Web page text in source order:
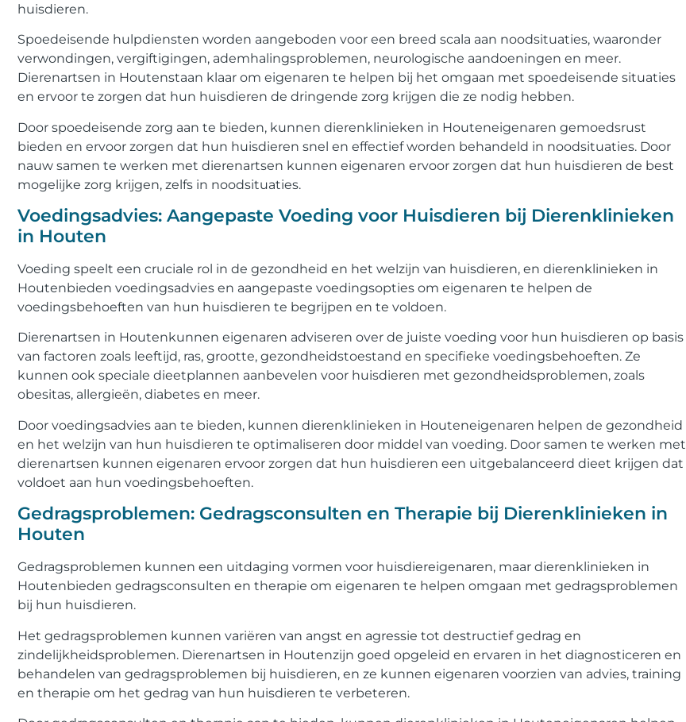
huisdieren.
Spoedeisende hulpdiensten worden aangeboden voor een breed scala aan noodsituaties, waaronder
verwondingen, vergiftigingen, ademhalingsproblemen, neurologische aandoeningen en meer.
Dierenartsen in Houtenstaan klaar om eigenaren te helpen bij het omgaan met spoedeisende situaties
en ervoor te zorgen dat hun huisdieren de dringende zorg krijgen die ze nodig hebben.
Door spoedeisende zorg aan te bieden, kunnen dierenklinieken in Houteneigenaren gemoedsrust
bieden en ervoor zorgen dat hun huisdieren snel en effectief worden behandeld in noodsituaties. Door
nauw samen te werken met dierenartsen kunnen eigenaren ervoor zorgen dat hun huisdieren de best
mogelijke zorg krijgen, zelfs in noodsituaties.
Voedingsadvies: Aangepaste Voeding voor Huisdieren bij Dierenklinieken
in Houten
Voeding speelt een cruciale rol in de gezondheid en het welzijn van huisdieren, en dierenklinieken in
Houtenbieden voedingsadvies en aangepaste voedingsopties om eigenaren te helpen de
voedingsbehoeften van hun huisdieren te begrijpen en te voldoen.
Dierenartsen in Houtenkunnen eigenaren adviseren over de juiste voeding voor hun huisdieren op basis
van factoren zoals leeftijd, ras, grootte, gezondheidstoestand en specifieke voedingsbehoeften. Ze
kunnen ook speciale dieetplannen aanbevelen voor huisdieren met gezondheidsproblemen, zoals
obesitas, allergieën, diabetes en meer.
Door voedingsadvies aan te bieden, kunnen dierenklinieken in Houteneigenaren helpen de gezondheid
en het welzijn van hun huisdieren te optimaliseren door middel van voeding. Door samen te werken met
dierenartsen kunnen eigenaren ervoor zorgen dat hun huisdieren een uitgebalanceerd dieet krijgen dat
voldoet aan hun voedingsbehoeften.
Gedragsproblemen: Gedragsconsulten en Therapie bij Dierenklinieken in
Houten
Gedragsproblemen kunnen een uitdaging vormen voor huisdiereigenaren, maar dierenklinieken in
Houtenbieden gedragsconsulten en therapie om eigenaren te helpen omgaan met gedragsproblemen
bij hun huisdieren.
Het gedragsproblemen kunnen variëren van angst en agressie tot destructief gedrag en
zindelijkheidsproblemen. Dierenartsen in Houtenzijn goed opgeleid en ervaren in het diagnosticeren en
behandelen van gedragsproblemen bij huisdieren, en ze kunnen eigenaren voorzien van advies, training
en therapie om het gedrag van hun huisdieren te verbeteren.